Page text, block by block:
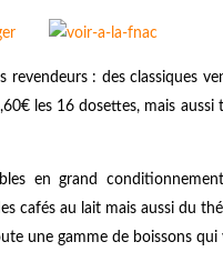
revendeurs : des classiques
les 16 dosettes, mais
en grand
cafés au lait mais aussi du
une gamme de boissons qui